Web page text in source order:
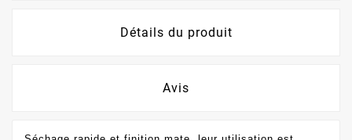
Détails du produit
Avis